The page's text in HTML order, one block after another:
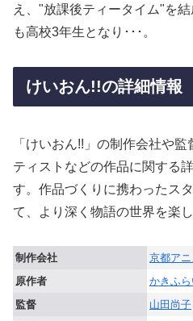
え、"放課後ティータイム"を
も高校3年生となり･･･。
けいおん!!の詳細情報
「けいおん!!」の制作会社や
ティストなどの作品に関する
す。作品づくりに携わったス
て、より深く物語の世界を楽
制作会社
京都ア
原作者
かきふ
監督
山田尚子